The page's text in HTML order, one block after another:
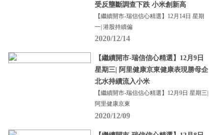
受反壟斷調查下跌 小米創新高
【繼續開市-瑞信信心精選】12月14日 星期
一| 港股持續偏
2020/12/14
【繼續開市-瑞信信心精選】12月9日
星期三| 阿里健康京東健康表現勝母企
北水持續流入小米
【繼續開市-瑞信信心精選】12月9日 星期三|
阿里健康京東
2020/12/09